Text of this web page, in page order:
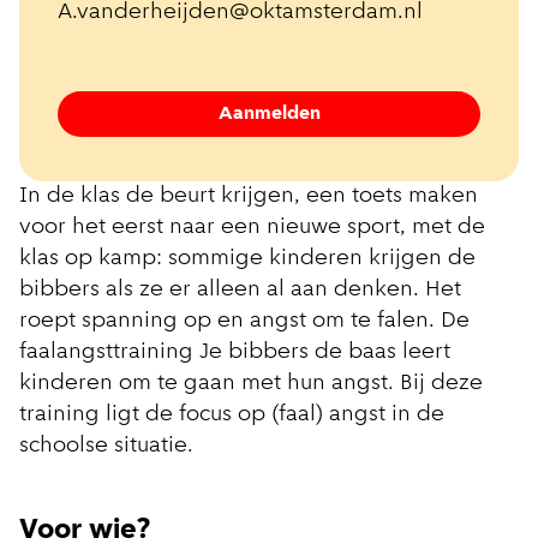
In de klas de beurt krijgen, een toets maken
voor het eerst naar een nieuwe sport, met de
klas op kamp: sommige kinderen krijgen de
bibbers als ze er alleen al aan denken. Het
roept spanning op en angst om te falen. De
faalangsttraining Je bibbers de baas leert
kinderen om te gaan met hun angst. Bij deze
training ligt de focus op (faal) angst in de
schoolse situatie.
Voor wie?
A.vanderheijden@oktamsterdam.nl
Aanmelden